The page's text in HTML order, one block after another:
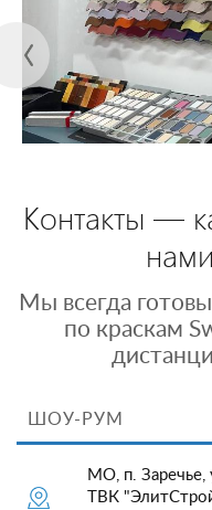
Контакты —
Мы всегда
по краскам
ШОУ-РУМ
МО, п. Заречье,
ТВК